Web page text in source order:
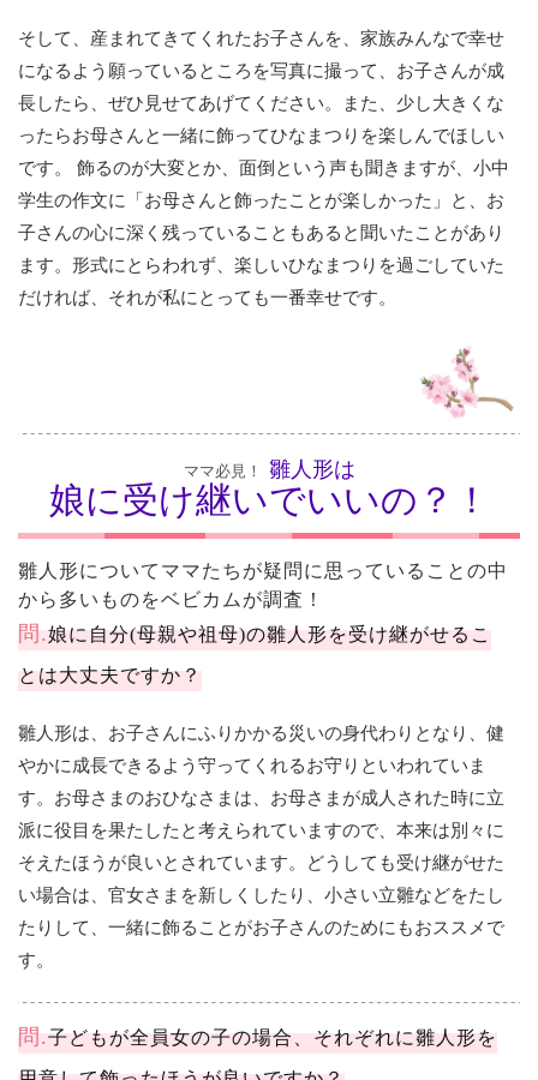
そして、産まれてきてくれたお子さんを、家族みんなで幸せ
になるよう願っているところを写真に撮って、お子さんが成
長したら、ぜひ見せてあげてください。また、少し大きくな
ったらお母さんと一緒に飾ってひなまつりを楽しんでほしい
です。 飾るのが大変とか、面倒という声も聞きますが、小中
学生の作文に「お母さんと飾ったことが楽しかった」と、お
子さんの心に深く残っていることもあると聞いたことがあり
ます。形式にとらわれず、楽しいひなまつりを過ごしていた
だければ、それが私にとっても一番幸せです。
ママ必見！ 雛人形は
娘に受け継いでいいの？！
雛人形についてママたちが疑問に思っていることの中
から多いものをベビカムが調査！
問.娘に自分(母親や祖母)の雛人形を受け継がせるこ
とは大丈夫ですか？
雛人形は、お子さんにふりかかる災いの身代わりとなり、健
やかに成長できるよう守ってくれるお守りといわれていま
す。お母さまのおひなさまは、お母さまが成人された時に立
派に役目を果たしたと考えられていますので、本来は別々に
そえたほうが良いとされています。どうしても受け継がせた
い場合は、官女さまを新しくしたり、小さい立雛などをたし
たりして、一緒に飾ることがお子さんのためにもおススメで
す。
問.子どもが全員女の子の場合、それぞれに雛人形を